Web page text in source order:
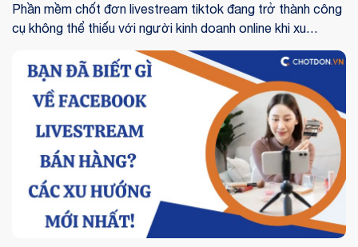
Phần mềm chốt đơn livestream tiktok đang trở thành công
cụ không thể thiếu với người kinh doanh online khi xu
hướng bán hàng trực tiếp trên nền tảng video ngắn ngày
càng bùng nổ. Không chỉ giúp xử lý đơn nhanh gọn, giải
pháp này còn hỗ trợ bạn bán hàng kiểm soát dữ liệu, giảm
áp lực vận hành và nâng cao trải nghiệm cho bạn mua sắm